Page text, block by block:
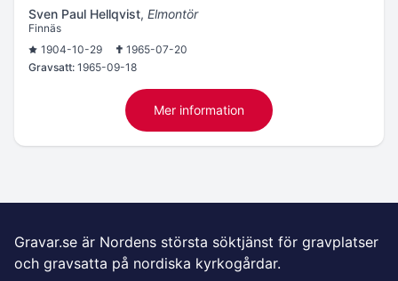
Sven Paul Hellqvist, Elmontör
Finnäs
1904-10-29
1965-07-20
Gravsatt: 1965-09-18
Mer information
Gravar.se är Nordens största söktjänst för gravplatser
och gravsatta på nordiska kyrkogårdar.